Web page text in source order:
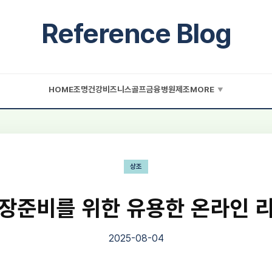
Reference Blog
HOME조명건강비즈니스골프금융병원제조MORE ▼
상조
준비를 위한 유용한 온라인
2025-08-04